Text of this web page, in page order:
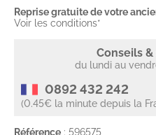
Reprise gratuite de votre
Voir les conditions*
Conseils
du lundi au
0892 432 242
(0.45€ la minute depuis la
Référence : 596575